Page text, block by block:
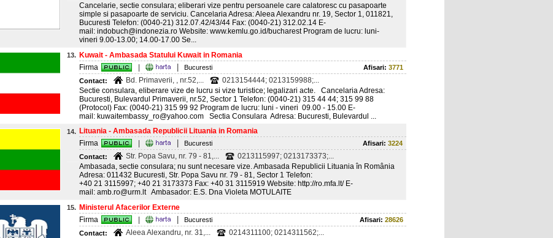
Cancelarie, sectie consulara; eliberari vize pentru persoanele care calatoresc cu pasapoarte
simple si pasapoarte de serviciu. Cancelaria Adresa: Aleea Alexandru nr. 19, Sector 1, 011821,
Bucuresti Telefon: (0040-21) 312.07.42/43/44 Fax: (0040-21) 312.02.14 E-
mail: indobuch@indonezia.ro Website: www.kemlu.go.id/bucharest Program de lucru: luni-
vineri 9.00-13.00; 14.00-17.00 Se...
13. Kuwait - Ambasada Statului Kuwait in Romania
Firma
Bucuresti Afisari: 3771
Contact:
Bd. Primaverii, , nr.52,...
0213154444; 0213159988;...
Sectie consulara, eliberare vize de lucru si vize turistice; legalizari acte. Cancelaria Adresa:
Bucuresti, Bulevardul Primaverii, nr.52, Sector 1 Telefon: (0040-21) 315 44 44; 315 99 88
(Protocol) Fax: (0040-21) 315 99 92 Program de lucru: luni - vineri 09.00 - 15.00 E-
mail: kuwaitembassy_ro@yahoo.com Sectia Consulara Adresa: Bucuresti, Bulevardul ...
14. Lituania - Ambasada Republicii Lituania in Romania
Firma
Bucuresti Afisari: 3224
Contact:
Str. Popa Savu, nr. 79 - 81,...
0213115997; 0213173373;...
Ambasada, sectie consulara; nu sunt necesare vize. Ambasada Republicii Lituania în România
Adresa: 011432 Bucuresti, Str. Popa Savu nr. 79 - 81, Sector 1 Telefon:
+40 21 3115997; +40 21 3173373 Fax: +40 31 3115919 Website: http://ro.mfa.lt/ E-
mail: amb.ro@urm.lt Ambasador: E.S. Dna Violeta MOTULAITE
15. Ministerul Afacerilor Externe
Firma
Bucuresti Afisari: 28626
Contact:
Aleea Alexandru, nr. 31,...
0214311100; 0214311562;...